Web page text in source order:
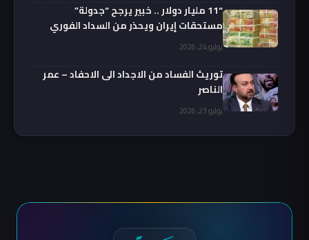
“11 مليار دولار .. خبير يرجح “جدولة”
مستحقات إيران ويحذر من السداد الفوري
يوليو 24, 2026
توريث الفساد من الاجداد الى الاحفاد – عمر
الناصر
يوليو 23, 2026